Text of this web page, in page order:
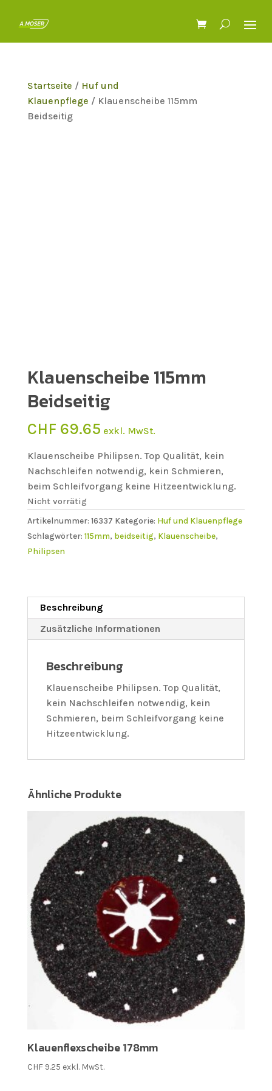
Startseite / Huf und
Klauenpflege / Klauenscheibe 115mm
Beidseitig
Klauenscheibe 115mm
Beidseitig
CHF 69.65 exkl. MwSt.
Klauenscheibe Philipsen. Top Qualität, kein
Nachschleifen notwendig, kein Schmieren,
beim Schleifvorgang keine Hitzeentwicklung.
Nicht vorrätig
Artikelnummer: 16337 Kategorie: Huf und Klauenpflege
Schlagwörter: 115mm, beidseitig, Klauenscheibe,
Philipsen
Beschreibung
Zusätzliche Informationen
Beschreibung
Klauenscheibe Philipsen. Top Qualität,
kein Nachschleifen notwendig, kein
Schmieren, beim Schleifvorgang keine
Hitzeentwicklung.
Ähnliche Produkte
Klauenflexscheibe 178mm
CHF9.25 exkl. MwSt.